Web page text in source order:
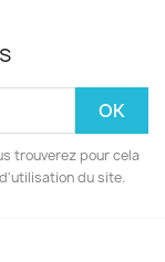
trouverez pour cela
du site.